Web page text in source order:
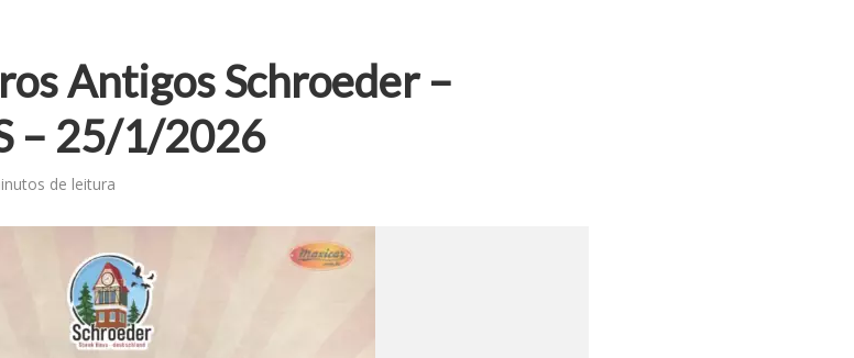
Antigos Schroeder –
– 25/1/2026
de leitura